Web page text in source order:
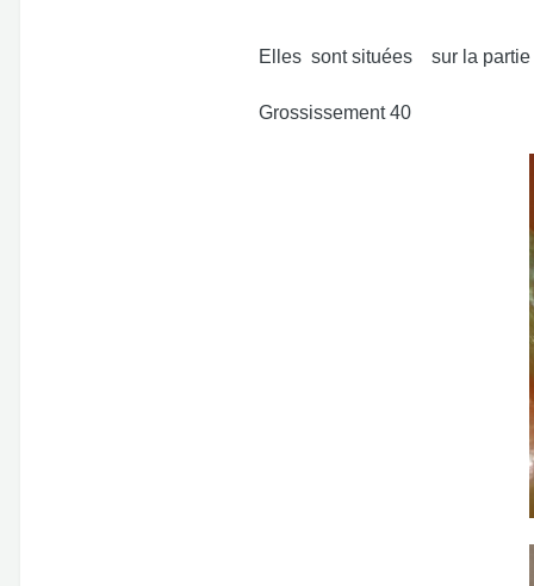
Elles sont situées sur la partie
Grossissement 40